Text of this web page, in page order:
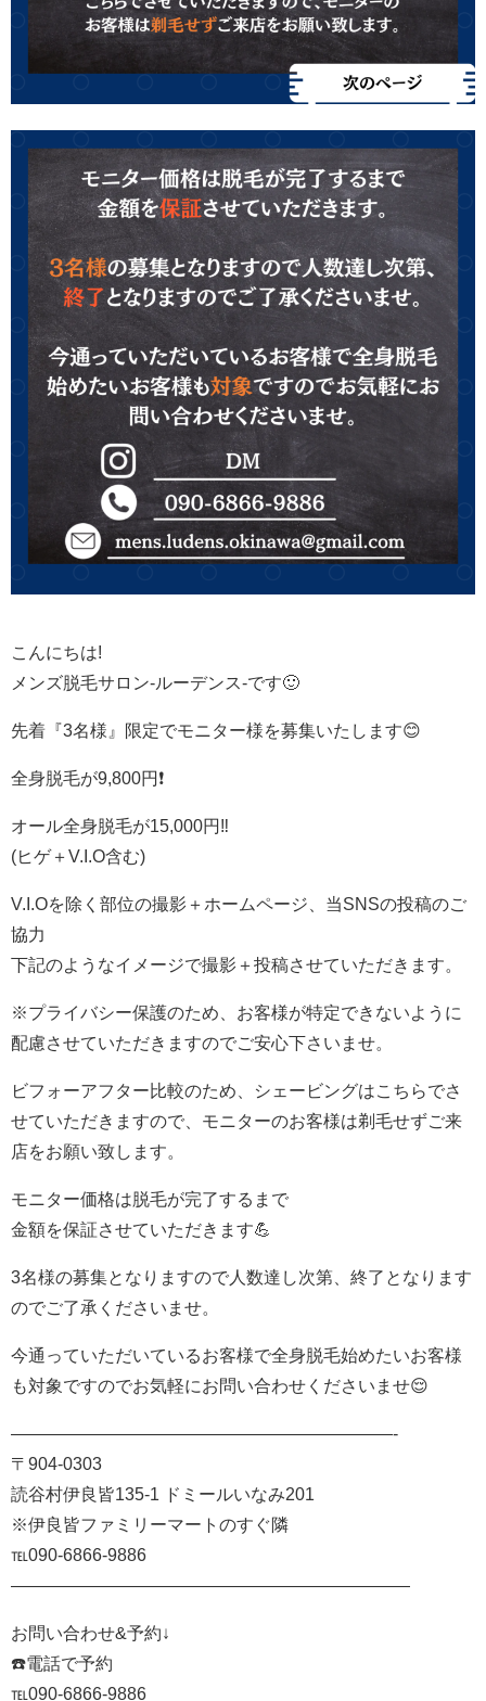
こんにちは!
メンズ脱毛サロン-ルーデンス-です🙂
先着『3名様』限定でモニター様を募集いたします😊
全身脱毛が9,800円❗️
オール全身脱毛が15,000円‼️
(ヒゲ＋V.I.O含む)
V.I.Oを除く部位の撮影＋ホームページ、当SNSの投稿のご
協力
下記のようなイメージで撮影＋投稿させていただきます。
※プライバシー保護のため、お客様が特定できないように
配慮させていただきますのでご安心下さいませ。
ビフォーアフター比較のため、シェービングはこちらでさ
せていただきますので、モニターのお客様は剃毛せずご来
店をお願い致します。
モニター価格は脱毛が完了するまで
金額を保証させていただきます💪
3名様の募集となりますので人数達し次第、終了となります
のでご了承くださいませ。
今通っていただいているお客様で全身脱毛始めたいお客様
も対象ですのでお気軽にお問い合わせくださいませ😌
——————————————————————-
〒904-0303
読谷村伊良皆135-1 ドミールいなみ201
※伊良皆ファミリーマートのすぐ隣
℡090-6866-9886
———————————————————————
お問い合わせ&予約↓
☎️電話で予約
℡090-6866-9886